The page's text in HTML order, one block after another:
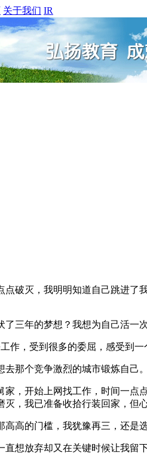
关于我们 IR
破灭，我明明知道自己跳进了
三年的梦想？我想为自己活一次
，受到很多的委屈，感受到一
那个竞争激烈的城市锻炼自己
，开始上网找工作，时间一点
，我已准备收拾行装回家，但
的门槛，我犹豫再三，还是
想放弃却又在关键时候让我留